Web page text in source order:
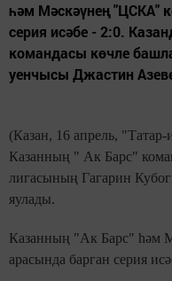
һәм Мәскәүнең "ЦСКА"
серия исәбе - 2:0.
командасы көчле
уенчысы Джастин
(Казан, 16 апрель,
Казанның " Ак Барс"
лигасының Гагарин
яулады.
Казанның "Ак Барс" һәм
арасында барган серия